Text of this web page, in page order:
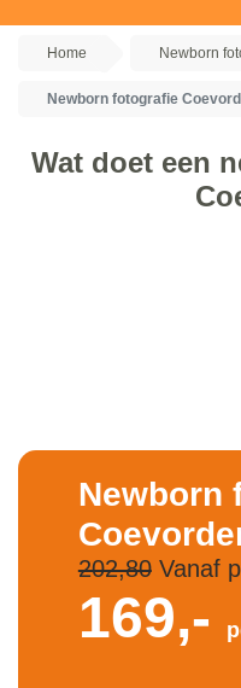
Home Newborn
Newborn fotografie
Wat doet een
Newborn
202,80Vanaf
169,-